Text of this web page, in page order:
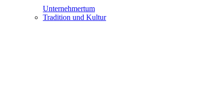
Unternehmertum
Tradition und Kultur